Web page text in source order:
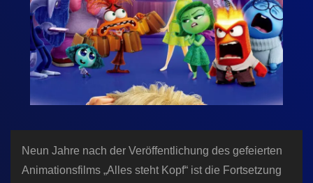
Neun Jahre nach der Veröffentlichung des gefeierten
Animationsfilms „Alles steht Kopf“ ist die Fortsetzung